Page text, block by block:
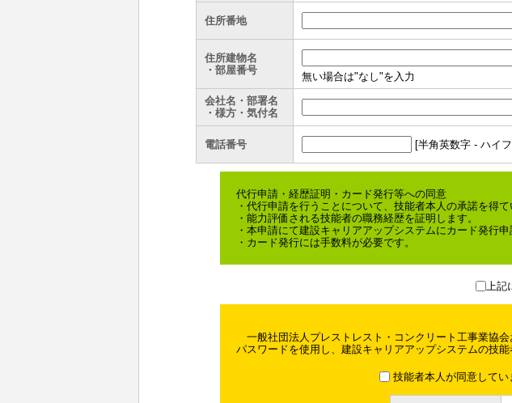
住所番地
住所建物名
・部屋番号
無い場合は"なし"を入力
会社名・部署名
・様方・気付名
電話番号 [半角英数字 - ハイ
代行申請・経歴証明・カード発行等への同意
・代行申請を行うことについて、技能者本人の承諾を得て
・能力評価される技能者の職務経歴を証明します。
・本申請にて建設キャリアアップシステムにカード発行申
・カード発行には手数料が必要です。
上記
一般社団法人プレストレスト・コンクリート工事業協
パスワードを使用し、建設キャリアアップシステムの技
技能者本人が同意してい